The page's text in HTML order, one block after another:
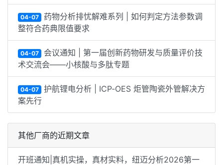
04-07 药物分析排忧解难系列 | 如何判定方法参数调
整符合药典限值要求
04-07 会议通知 | 第一届创新药物研发与质量评价技
术交流会——小核酸与多肽专题
04-07 护航锂电分析 | ICP‑OES 炬管陶瓷外管解决方
案先行
其他厂商的近期文章
开班通知|真机实操，真材实料，纽迈分析2026第一